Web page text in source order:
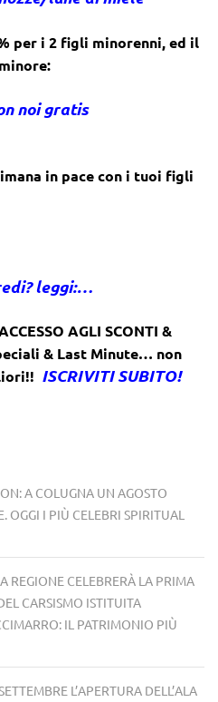
per i 2 figli minorenni, ed il
noi gratis
in pace con i tuoi figli
leggi:…
AGLI SCONTI &
& Last Minute… non
ISCRIVITI SUBITO!
A COLUGNA UN AGOSTO
OGGI I PIÙ CELEBRI SPIRITUAL
REGIONE CELEBRERÀ LA PRIMA
CARSISMO ISTITUITA
IL PATRIMONIO PIÙ
L’APERTURA DELL’ALA